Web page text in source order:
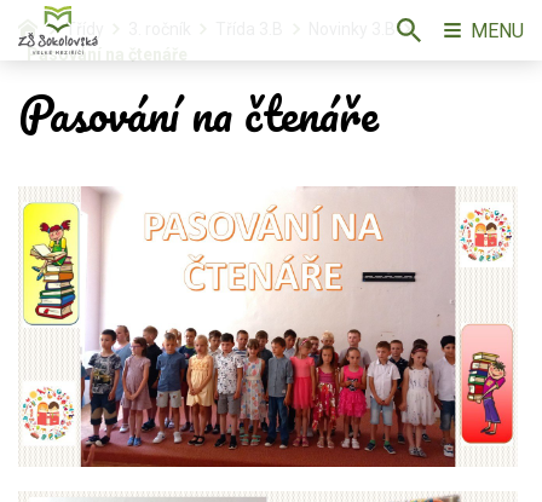
Třídy
Pasování na čtenáře
Pasování na čtenáře
MENU